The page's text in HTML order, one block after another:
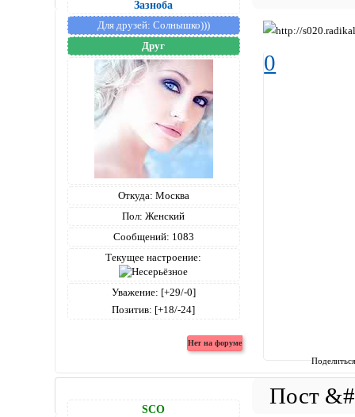
Зазноба
Для друзей: Солнышко)))
Друг
Откуда: Москва
Пол: Женский
Сообщений: 1083
Текущее настроение:
Уважение: [+29/-0]
Позитив: [+18/-24]
0
SCO